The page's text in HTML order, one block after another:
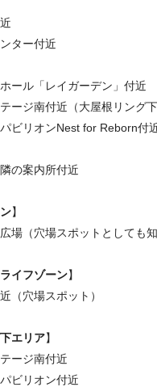
ター付近
ール「レイガーデン」付近
ージ南付近（大屋根リング下
ビリオンNest for Reborn付
の案内所付近
】
場（穴場スポットとしても知
イフゾーン】
（穴場スポット）
エリア】
ージ南付近
ビリオン付近